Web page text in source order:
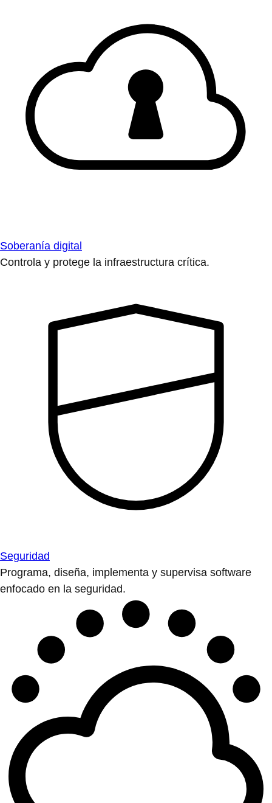
Soberanía digital
Controla y protege la infraestructura crítica.
Seguridad
Programa, diseña, implementa y supervisa software
enfocado en la seguridad.